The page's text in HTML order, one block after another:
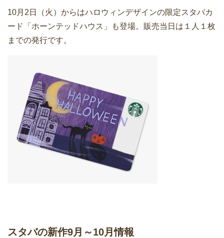
10月2日（火）からはハロウィンデザインの限定スタバカ
ード「ホーンテッドハウス」も登場。販売当日は１人１枚
までの発行です。
スタバの新作9月～10月情報